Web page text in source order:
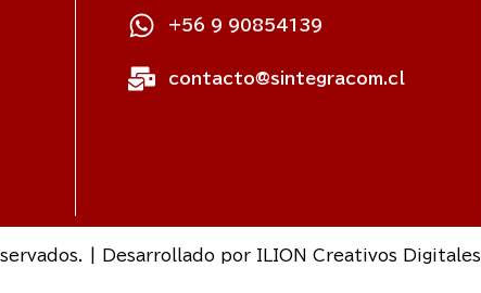
+56 9 90854139
contacto@sintegracom.cl
| Desarrollado por ILION Creativos Digitales